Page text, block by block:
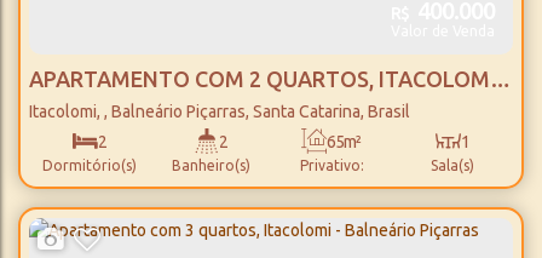
APARTAMENTO COM 2 QUARTOS, ITACOLOMI -
BALNEÁRIO PIÇARRAS
Itacolomi , Balneário Piçarras, Santa Catarina, Brasil
2
Dormitório(s)
2
Banheiro(s) Privativo:
65m² 1
Sala(s)
1
Suíte(s) Total:
103m² 1
Vaga(s)
800m
Distância do Mar
65m² 260m² 20m 13m